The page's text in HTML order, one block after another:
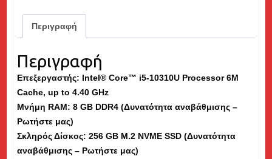
256GB
M.2
SSD,
14"
-
Εκθεσιακό
(dm)
ποσότητα
Περιγραφή
Περιγραφή
Επεξεργαστής: Intel® Core™ i5-10310U Processor 6M
Cache, up to 4.40 GHz
Μνήμη RAM: 8 GB DDR4 (Δυνατότητα αναβάθμισης –
Ρωτήστε μας)
Σκληρός Δίσκος: 256 GB M.2 NVME SSD (Δυνατότητα
αναβάθμισης – Ρωτήστε μας)